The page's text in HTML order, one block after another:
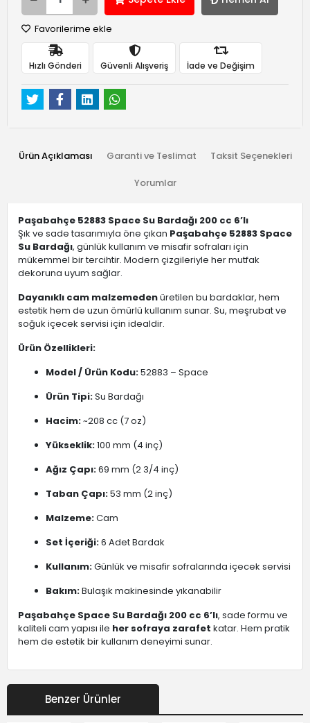
Favorilerime ekle
Hızlı Gönderi Güvenli Alışveriş İade ve Değişim
Ürün Açıklaması Garanti ve Teslimat Taksit Seçenekleri
Yorumlar
Paşabahçe 52883 Space Su Bardağı 200 cc 6’lı
Şık ve sade tasarımıyla öne çıkan Paşabahçe 52883 Space
Su Bardağı, günlük kullanım ve misafir sofraları için
mükemmel bir tercihtir. Modern çizgileriyle her mutfak
dekoruna uyum sağlar.
Dayanıklı cam malzemedenüretilen bu bardaklar, hem
estetik hem de uzun ömürlü kullanım sunar. Su, meşrubat ve
soğuk içecek servisi için idealdir.
Ürün Özellikleri:
Model / Ürün Kodu:52883 – Space
Ürün Tipi:Su Bardağı
Hacim:~208 cc (7 oz)
Yükseklik:100 mm (4 inç)
Ağız Çapı:69 mm (2 3/4 inç)
Taban Çapı:53 mm (2 inç)
Malzeme:Cam
Set İçeriği:6 Adet Bardak
Kullanım:Günlük ve misafir sofralarında içecek servisi
Bakım:Bulaşık makinesinde yıkanabilir
Paşabahçe Space Su Bardağı 200 cc 6’lı, sade formu ve
kaliteli cam yapısı ile her sofraya zarafet katar. Hem pratik
hem de estetik bir kullanım deneyimi sunar.
Benzer Ürünler